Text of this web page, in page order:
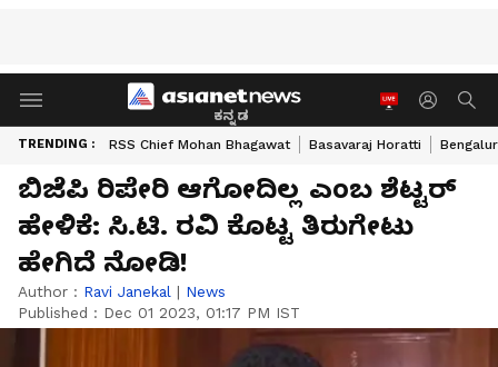
ಕನ್ನಡ
TRENDING : RSS Chief Mohan Bhagawat Basavaraj Horatti
ಬಿಜೆಪಿ ರಿಪೇರಿ ಆಗೋದಿಲ್ಲ ಎಂಬ ಶೆಟ್ಟರ್
ಹೇಳಿಕೆ: ಸಿ.ಟಿ. ರವಿ ಕೊಟ್ಟ ತಿರುಗೇಟು
ಹೇಗಿದೆ ನೋಡಿ!
Author : Ravi Janekal | News
Published : Dec 01 2023, 01:17 PM IST